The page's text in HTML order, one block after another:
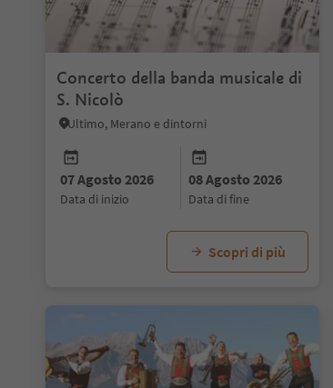
Concerto della banda musicale di
S. Nicolò
Ultimo, Merano e dintorni
07 Agosto 2026
data di inizio
08 Agosto 2026
data di fine
Scopri di più